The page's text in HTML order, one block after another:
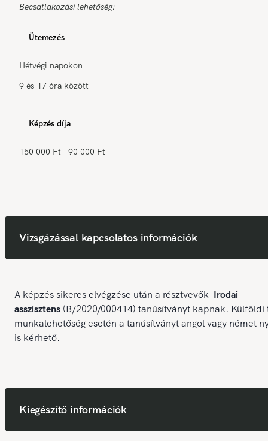
Becsatlakozási lehetőség:
Ütemezés
Hétvégi napokon
9 és 17 óra között
Képzés díja
150 000 Ft 90 000 Ft
Vizsgázással kapcsolatos információk
A képzés sikeres elvégzése után a résztvevők Irodai
asszisztens (B/2020/000414) tanúsítványt kapnak. Külföldi
munkalehetőség esetén a tanúsítványt angol vagy német
is kérhető.
Kiegészítő információk